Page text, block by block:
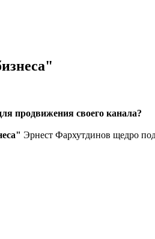
продвижения своего канала?
Эрнест Фархутдинов щедро